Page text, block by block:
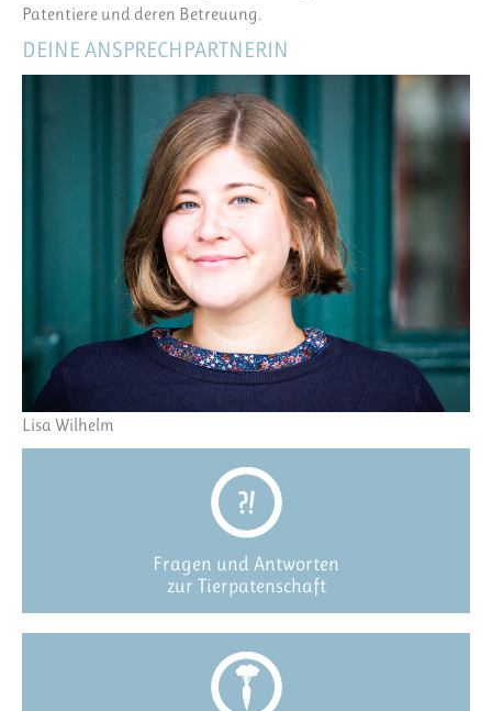
Patentiere und deren Betreuung.
DEINE ANSPRECHPARTNERIN
Lisa Wilhelm
Fragen und Antworten
zur Tierpatenschaft